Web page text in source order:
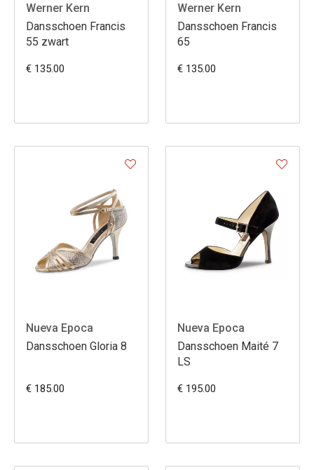
Werner Kern
Dansschoen Francis
55 zwart
€ 135.00
Werner Kern
Dansschoen Francis
65
€ 135.00
Nueva Epoca
Dansschoen Gloria 8
€ 185.00
Nueva Epoca
Dansschoen Maité 7
LS
€ 195.00